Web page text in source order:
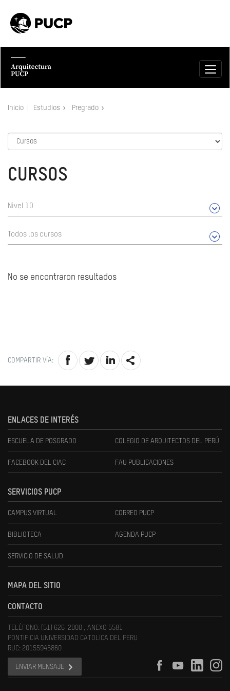
Inicio Estudios Pregrado
CURSOS
Nivel 10
Todos los cursos
No se encontraron resultados
COMPARTIR VÍA:
ENLACES DE INTERÉS
ESCUELA DE POSGRADO COLEGIO DE ARQUITECTOS DEL PERÚ
FACEBOOK DEL CIAC FAU PUBLICACIONES
SERVICIOS PUCP
CAMPUS VIRTUAL CORREO PUCP
BIBLIOTECA AGENDA PUCP
SERVICIO DE SALUD
MAPA DEL SITIO
CONTACTO
TELÉFONO: (51) 626-2000 , ANEXO 5581
PONTIFICIA UNIVERSIDAD CATOLICA DEL PERU
RUC: 20155945860
ENVIAR MENSAJE